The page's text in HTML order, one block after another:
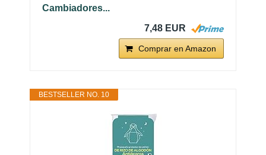
Cambiadores...
7,48 EUR
Comprar en Amazon
BESTSELLER NO. 10